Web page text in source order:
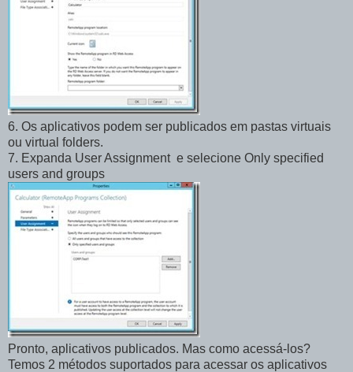
6. Os aplicativos podem ser publicados em pastas virtuais
ou virtual folders.
7. Expanda User Assignment e selecione Only specified
users and groups
Pronto, aplicativos publicados. Mas como acessá-los?
Temos 2 métodos suportados para acessar os aplicativos